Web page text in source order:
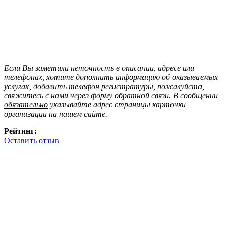
Если Вы заметили неточность в описании, адресе или
телефонах, хотите дополнить информацию об оказываемых
услугах, добавить телефон регистратуры, пожалуйста,
свяжитесь с нами через форму обратной связи. В сообщении
обязательно указывайте адрес страницы карточки
организации на нашем сайте.
Рейтинг:
Оставить отзыв